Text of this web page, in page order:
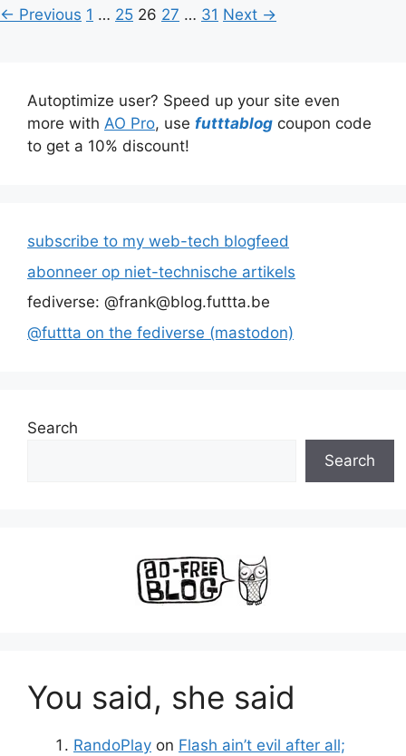
← Previous Page
1 … Page
25 Page
26 Page
27 … Page
31 Next →
Autoptimize user? Speed up your site even
more with AO Pro, use futttablog coupon code
to get a 10% discount!
subscribe to my web-tech blogfeed
abonneer op niet-technische artikels
fediverse: @frank@blog.futtta.be
@futtta on the fediverse (mastodon)
Search
Search
You said, she said
RandoPlay on Flash ain’t evil after all;